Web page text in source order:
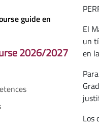
guide en
2026/2027
El
un
en
Los